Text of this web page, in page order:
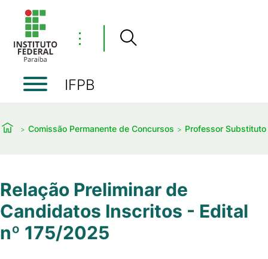
⋮
IFPB
Comissão Permanente de Concursos Professor Substituto
Relação Preliminar de
Candidatos Inscritos - Edital
nº 175/2025